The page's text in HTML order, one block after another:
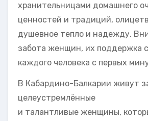
хранительницами домашнего
ценностей и традиций,
душевное тепло и надежду.
забота женщин, их поддержка
каждого человека с первых
В Кабардино-Балкарии живут
целеустремлённые
и талантливые женщины,